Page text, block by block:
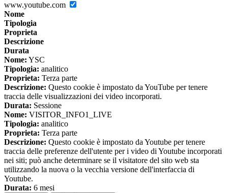
www.youtube.com
Nome
Tipologia
Proprieta
Descrizione
Durata
Nome: YSC
Tipologia: analitico
Proprieta: Terza parte
Descrizione: Questo cookie è impostato da YouTube per tenere
traccia delle visualizzazioni dei video incorporati.
Durata: Sessione
Nome: VISITOR_INFO1_LIVE
Tipologia: analitico
Proprieta: Terza parte
Descrizione: Questo cookie è impostato da Youtube per tenere
traccia delle preferenze dell'utente per i video di Youtube incorporati
nei siti; può anche determinare se il visitatore del sito web sta
utilizzando la nuova o la vecchia versione dell'interfaccia di
Youtube.
Durata: 6 mesi